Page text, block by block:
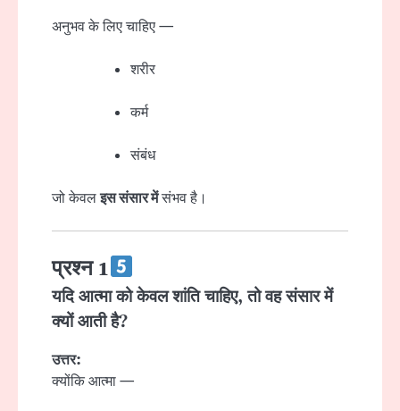
अनुभव के लिए चाहिए —
शरीर
कर्म
संबंध
जो केवलइस संसार मेंसंभव है।
प्रश्न 1
यदि आत्मा को केवल शांति चाहिए, तो वह संसार में
क्यों आती है?
उत्तर:
क्योंकि आत्मा —